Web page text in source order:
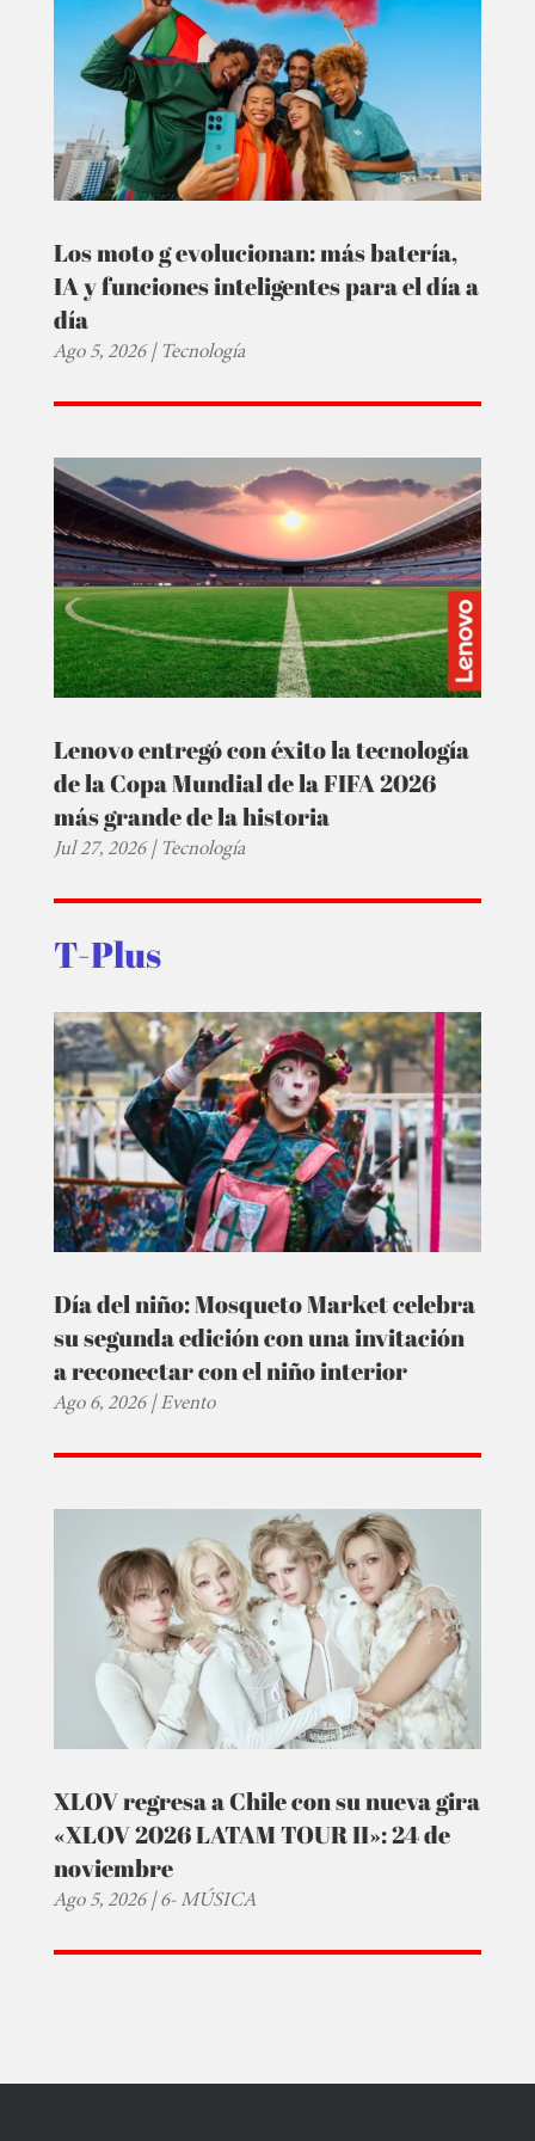
Los moto g evolucionan: más batería,
IA y funciones inteligentes para el día a
día
Ago 5, 2026|Tecnología
Lenovo entregó con éxito la tecnología
de la Copa Mundial de la FIFA 2026
más grande de la historia
Jul 27, 2026|Tecnología
T-Plus
Día del niño: Mosqueto Market celebra
su segunda edición con una invitación
a reconectar con el niño interior
Ago 6, 2026|Evento
XLOV regresa a Chile con su nueva gira
«XLOV 2026 LATAM TOUR II»: 24 de
noviembre
Ago 5, 2026|6- MÚSICA